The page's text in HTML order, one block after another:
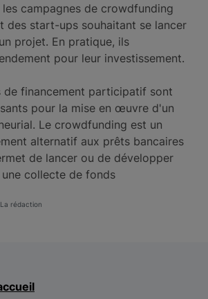
campagnes de crowdfunding
des start-ups souhaitant se lancer
projet. En pratique, ils
pour leur investissement.
de financement participatif sont
pour la mise en œuvre d'un
Le crowdfunding est un
alternatif aux prêts bancaires
de lancer ou de développer
collecte de fonds
rédaction